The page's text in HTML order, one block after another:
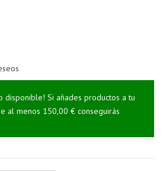
disponible! Si añades productos a tu
al menos 150,00 € conseguirás